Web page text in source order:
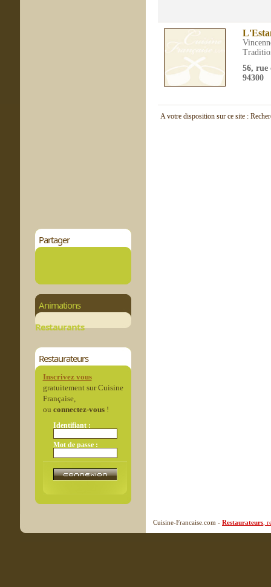
Partager
Animations
Restaurants
Restaurateurs
Inscrivez vous
gratuitement sur Cuisine
Française,
ou connectez-vous!
Identifiant :
Mot de passe :
56, rue
94300
A votre disposition sur ce site :
Cuisine-Francaise.com - Restaurateurs ,